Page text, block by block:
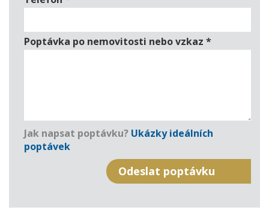
Poptávka po nemovitosti nebo vzkaz *
Jak napsat poptávku? Ukázky ideálních
poptávek